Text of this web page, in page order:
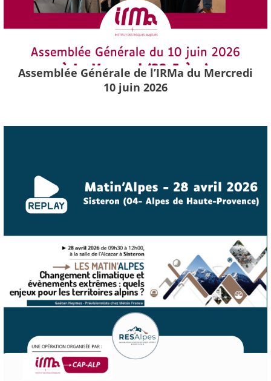
Assemblée Générale de l’IRMa du Mercredi
10 juin 2026